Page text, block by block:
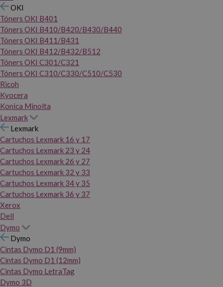
OKI
Tóners OKI B401
Tóners OKI B410/B420/B430/B440
Tóners OKI B411/B431
Tóners OKI B412/B432/B512
Tóners OKI C301/C321
Tóners OKI C310/C330/C510/C530
Ricoh
Kyocera
Konica Minolta
Lexmark
Lexmark
Cartuchos Lexmark 16 y 17
Cartuchos Lexmark 23 y 24
Cartuchos Lexmark 26 y 27
Cartuchos Lexmark 32 y 33
Cartuchos Lexmark 34 y 35
Cartuchos Lexmark 36 y 37
Xerox
Dell
Dymo
Dymo
Cintas Dymo D1 (9mm)
Cintas Dymo D1 (12mm)
Cintas Dymo LetraTag
Dymo 3D